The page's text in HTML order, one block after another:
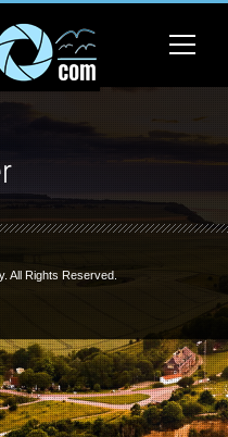
. All Rights Reserved.